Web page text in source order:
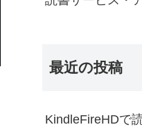
最近の投稿
KindleFireHDで